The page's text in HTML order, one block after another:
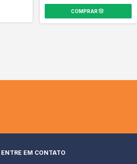
ENTRE EM CONTATO